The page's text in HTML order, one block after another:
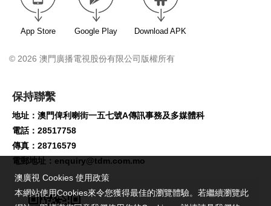
App Store Google Play Download APK
© 2026 澳門廣播電視股份有限公司版權所有
保持聯繫
地址：澳門俾利喇街一五七號A傳訊事務及多媒體科
電話：28517758
傳真：28716579
電郵地址： enquiry@tdm.com.mo
澳廣視 Cookies 使用政策
本網站使用Cookies來令您獲得最佳的瀏覽體驗。若繼續瀏覽此